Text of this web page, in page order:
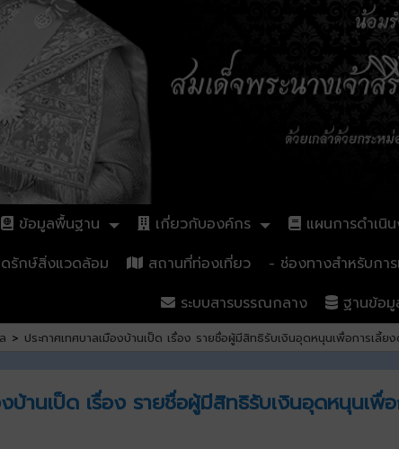
ข้อมูลพื้นฐาน เกี่ยวกับองค์กร แผนการดำเนิ
ดรักษ์สิ่งแวดล้อม สถานที่ท่องเที่ยว
- ช่องทางสำหรับกา
ระบบสารบรรณกลาง
ฐานข้อมู
> ประกาศเทศบาลเมืองบ้านเป็ด เรื่อง รายชื่อผู้มีสิทธิรับเงินอุดหนุนเพื่อการเลี้
งบ้านเป็ด เรื่อง รายชื่อผู้มีสิทธิรับเงินอุดหนุนเ